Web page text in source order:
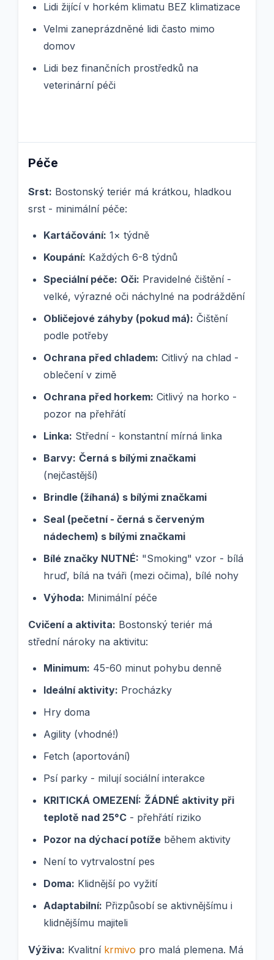
Lidi žijící v horkém klimatu BEZ klimatizace
Velmi zaneprázdněné lidi často mimo
domov
Lidi bez finančních prostředků na
veterinární péči
Péče
Srst: Bostonský teriér má krátkou, hladkou
srst - minimální péče:
Kartáčování: 1× týdně
Koupání: Každých 6-8 týdnů
Speciální péče: Oči: Pravidelné čištění -
velké, výrazné oči náchylné na podráždění
Obličejové záhyby (pokud má): Čištění
podle potřeby
Ochrana před chladem: Citlivý na chlad -
oblečení v zimě
Ochrana před horkem: Citlivý na horko -
pozor na přehřátí
Linka: Střední - konstantní mírná linka
Barvy: Černá s bílými značkami
(nejčastější)
Brindle (žíhaná) s bílými značkami
Seal (pečetní - černá s červeným
nádechem) s bílými značkami
Bílé značky NUTNÉ: "Smoking" vzor - bílá
hruď, bílá na tváři (mezi očima), bílé nohy
Výhoda: Minimální péče
Cvičení a aktivita: Bostonský teriér má
střední nároky na aktivitu:
Minimum: 45-60 minut pohybu denně
Ideální aktivity: Procházky
Hry doma
Agility (vhodné!)
Fetch (aportování)
Psí parky - milují sociální interakce
KRITICKÁ OMEZENÍ: ŽÁDNÉ aktivity při
teplotě nad 25°C - přehřátí riziko
Pozor na dýchací potíže během aktivity
Není to vytrvalostní pes
Doma: Klidnější po vyžití
Adaptabilní: Přizpůsobí se aktivnějšímu i
klidnějšímu majiteli
Výživa: Kvalitní krmivo pro malá plemena. Má